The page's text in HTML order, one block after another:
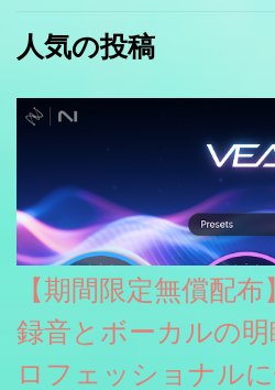
人気の投稿
【期間限定無償配
録音とボーカルの
ロフェッショナル